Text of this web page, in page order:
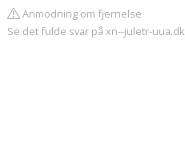
Anmodning om fjernelse
Se det fulde svar på xn--juletr-uua.dk